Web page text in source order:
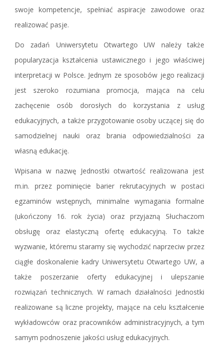
swoje kompetencje, spełniać aspiracje zawodowe oraz
realizować pasje.
Do zadań Uniwersytetu Otwartego UW należy także
popularyzacja kształcenia ustawicznego i jego właściwej
interpretacji w Polsce. Jednym ze sposobów jego realizacji
jest szeroko rozumiana promocja, mająca na celu
zachęcenie osób dorosłych do korzystania z usług
edukacyjnych, a także przygotowanie osoby uczącej się do
samodzielnej nauki oraz brania odpowiedzialności za
własną edukację.
Wpisana w nazwę Jednostki otwartość realizowana jest
m.in. przez pominięcie barier rekrutacyjnych w postaci
egzaminów wstępnych, minimalne wymagania formalne
(ukończony 16. rok życia) oraz przyjazną Słuchaczom
obsługę oraz elastyczną ofertę edukacyjną. To także
wyzwanie, któremu staramy się wychodzić naprzeciw przez
ciągłe doskonalenie kadry Uniwersytetu Otwartego UW, a
także poszerzanie oferty edukacyjnej i ulepszanie
rozwiązań technicznych. W ramach działalności Jednostki
realizowane są liczne projekty, mające na celu kształcenie
wykładowców oraz pracowników administracyjnych, a tym
samym podnoszenie jakości usług edukacyjnych.